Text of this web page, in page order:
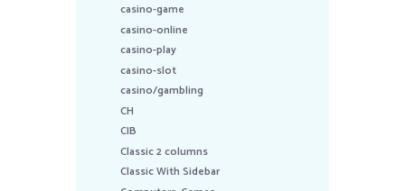
casino-game
casino-online
casino-play
casino-slot
casino/gambling
CH
CIB
Classic 2 columns
Classic With Sidebar